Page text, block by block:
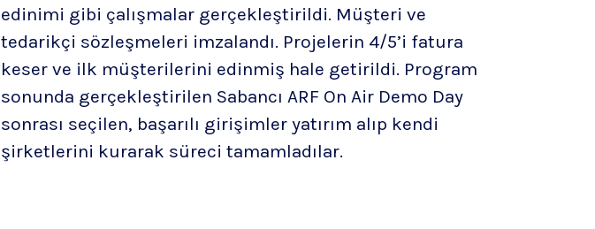
edinimi gibi çalışmalar gerçekleştirildi. Müşteri ve
tedarikçi sözleşmeleri imzalandı. Projelerin 4/5’i fatura
keser ve ilk müşterilerini edinmiş hale getirildi. Program
sonunda gerçekleştirilen Sabancı ARF On Air Demo Day
sonrası seçilen, başarılı girişimler yatırım alıp kendi
şirketlerini kurarak süreci tamamladılar.